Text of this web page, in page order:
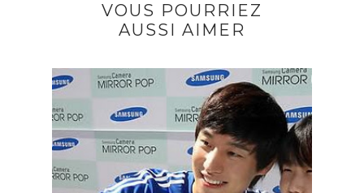
VOUS POURRIEZ
AUSSI AIMER